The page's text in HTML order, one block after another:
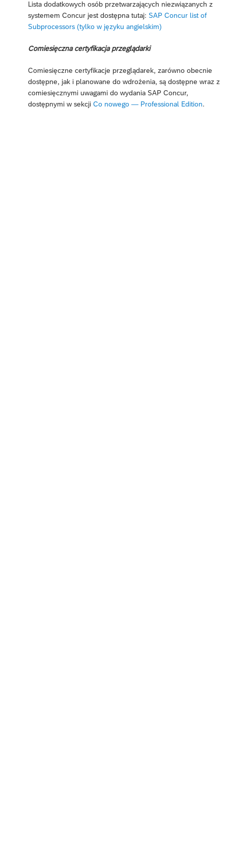
Lista dodatkowych osób przetwarzających niezwiązanych z
systemem Concur jest dostępna tutaj: SAP Concur list of
Subprocessors (tylko w języku angielskim)
Comiesięczna certyfikacja przeglądarki
Comiesięczne certyfikacje przeglądarek, zarówno obecnie
dostępne, jak i planowane do wdrożenia, są dostępne wraz z
comiesięcznymi uwagami do wydania SAP Concur,
dostępnymi w sekcji Co nowego — Professional Edition.